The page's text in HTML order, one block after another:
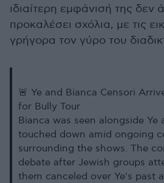
ιδιαίτερη εμφάνισή της δεν
προκαλέσει σχόλια, με τις
γρήγορα τον γύρο του
🚨 Ye and Bianca Censori
for Bully Tour
Bianca was seen alongside Ye
touched down amid ongoing
surrounding the shows. The
debate after Jewish groups
them canceled over Ye's past